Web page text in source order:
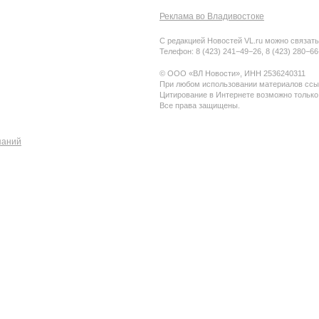
Реклама во Владивостоке
С редакцией Новостей VL.ru можно
Телефон: 8 (423) 241−49−26, 8 (423)
© ООО «ВЛ Новости», ИНН 2536240311
При любом использовании материалов
Цитирование в Интернете возможно
Все права защищены.